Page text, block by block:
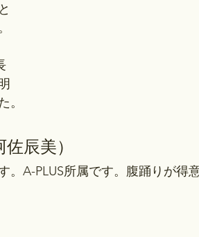
。
辰美）
A-PLUS所属です。腹踊りが得